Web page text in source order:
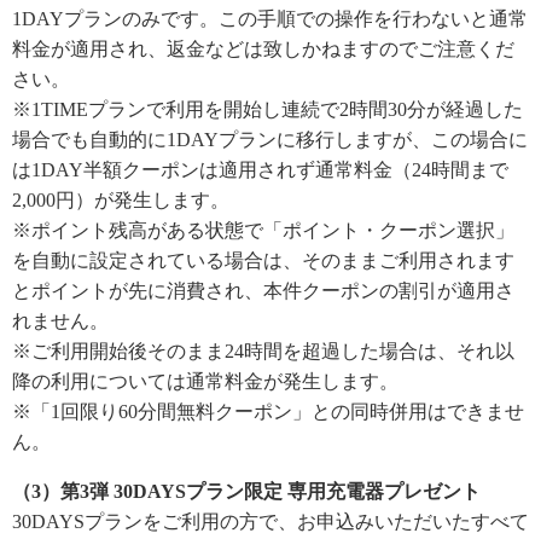
1DAYプランのみです。この手順での操作を行わないと通常
料金が適用され、返金などは致しかねますのでご注意くだ
さい。
※1TIMEプランで利用を開始し連続で2時間30分が経過した
場合でも自動的に1DAYプランに移行しますが、この場合に
は1DAY半額クーポンは適用されず通常料金（24時間まで
2,000円）が発生します。
※ポイント残高がある状態で「ポイント・クーポン選択」
を自動に設定されている場合は、そのままご利用されます
とポイントが先に消費され、本件クーポンの割引が適用さ
れません。
※ご利用開始後そのまま24時間を超過した場合は、それ以
降の利用については通常料金が発生します。
※「1回限り60分間無料クーポン」との同時併用はできませ
ん。
（3）第3弾 30DAYSプラン限定 専用充電器プレゼント
30DAYSプランをご利用の方で、お申込みいただいたすべて